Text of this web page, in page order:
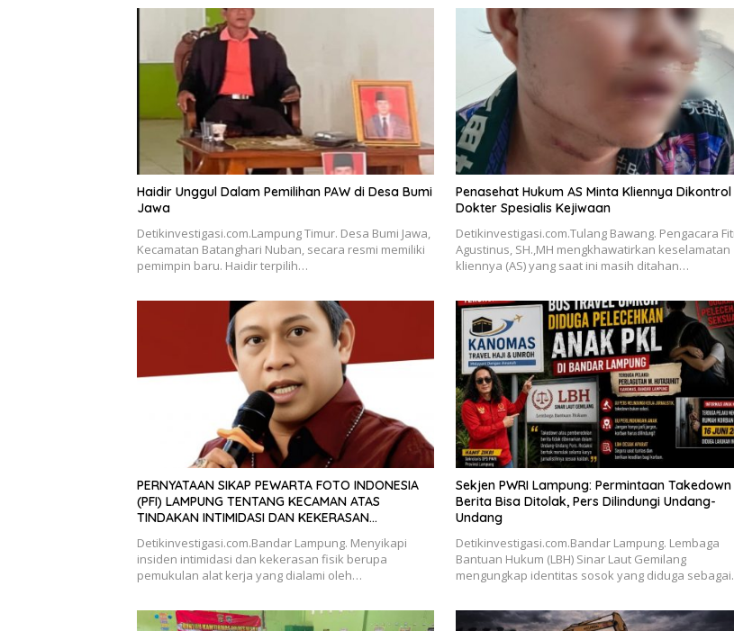
Haidir Unggul Dalam Pemilihan PAW di Desa Bumi
Jawa
Detikinvestigasi.com.Lampung Timur. Desa Bumi Jawa,
Kecamatan Batanghari Nuban, secara resmi memiliki
pemimpin baru. Haidir terpilih…
Penasehat Hukum AS Minta Kliennya Dikontrol
Dokter Spesialis Kejiwaan
Detikinvestigasi.com.Tulang Bawang. Pengacara
Agustinus, SH.,MH mengkhawatirkan keselamatan
kliennya (AS) yang saat ini masih ditahan…
PERNYATAAN SIKAP PEWARTA FOTO INDONESIA
(PFI) LAMPUNG TENTANG KECAMAN ATAS
TINDAKAN INTIMIDASI DAN KEKERASAN
TANJUNG KARANG.
Detikinvestigasi.com.Bandar Lampung. Menyikapi
insiden intimidasi dan kekerasan fisik berupa
pemukulan alat kerja yang dialami oleh…
Sekjen PWRI Lampung: Permintaan Takedown
Berita Bisa Ditolak, Pers Dilindungi Undang-
Undang
Detikinvestigasi.com.Bandar Lampung. Lembaga
Bantuan Hukum (LBH) Sinar Laut Gemilang
mengungkap identitas sosok yang diduga